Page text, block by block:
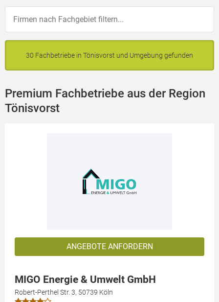
30 Fachbetriebe in Tönisvorst und Umgebung gefunden
Premium Fachbetriebe aus der Region
Tönisvorst
ANGEBOTE ANFORDERN
MIGO Energie & Umwelt GmbH
Robert-Perthel Str. 3, 50739 Köln